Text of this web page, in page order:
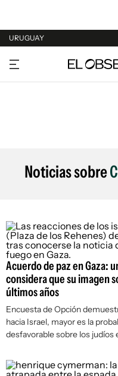
URUGUAY
URUGUAY
ARGENTINA
Noticias sobre
Acuerdo de paz en Gaza:
considera que su imagen
últimos años
Encuesta de Opción
hacia Israel, mayor es la
desfavorable sobre los judíos